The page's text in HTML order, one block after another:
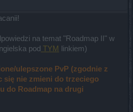
na temat "Roadmap II" w
pod TYM linkiem)
ulepszone PvP (zgodnie z
się nie zmieni do trzeciego
do Roadmap na drugi